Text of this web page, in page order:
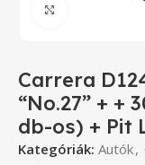
Click to
Carrera
“No.27” + +
db-os) + Pit
Kategóriák: Autók,